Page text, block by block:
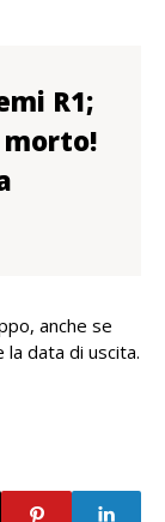
R1;
morto!
anche se
la data di uscita.